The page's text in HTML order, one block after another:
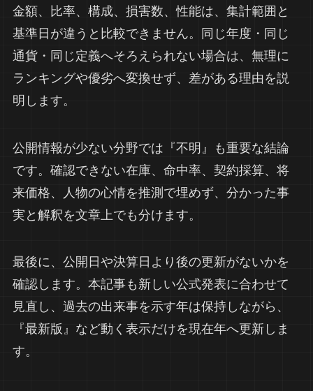
金額、比率、構成、損害数、性能は、集計範囲と
基準日が違うと比較できません。同じ年度・同じ
通貨・同じ定義へそろえられない場合は、無理に
ランキングや優劣へ変換せず、差がある理由を説
明します。
公開情報が少ない分野では『不明』も重要な結論
です。確認できない在庫、命中率、契約採算、将
来価格、人物の心情を推測で埋めず、分かった事
実と解釈を文章上でも分けます。
最後に、公開日や決算日より後の更新がないかを
確認します。本記事も新しい公式発表に合わせて
見直し、過去の出来事を示す年は保持しながら、
『最新版』など動く表示だけを現在年へ更新しま
す。